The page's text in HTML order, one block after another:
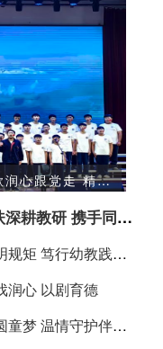
润心跟党走 精技
携手同行
规矩 笃行幼教践初
润心 以剧育德
护伴成